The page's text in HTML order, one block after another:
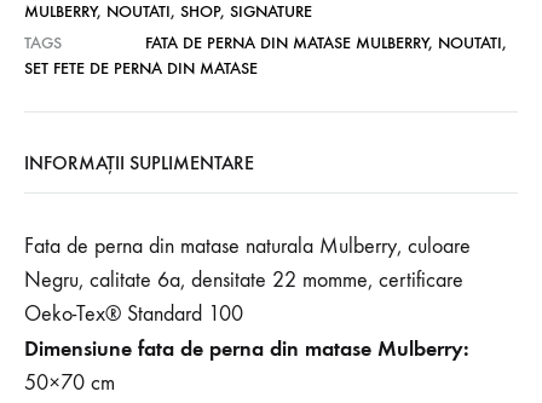
MULBERRY, NOUTATI, SHOP, SIGNATURE
TAGS
FATA DE PERNA DIN MATASE MULBERRY, NOUTATI,
SET FETE DE PERNA DIN MATASE
INFORMAȚII SUPLIMENTARE
Fata de perna din matase naturala Mulberry, culoare
Negru, calitate 6a, densitate 22 momme, certificare
Oeko-Tex® Standard 100
Dimensiune fata de perna din matase Mulberry:
50×70 cm